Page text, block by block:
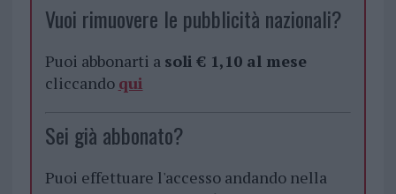
Vuoi rimuovere le pubblicità nazionali?
Puoi abbonarti a soli € 1,10 al mese
cliccando qui
Sei già abbonato?
Puoi effettuare l'accesso andando nella